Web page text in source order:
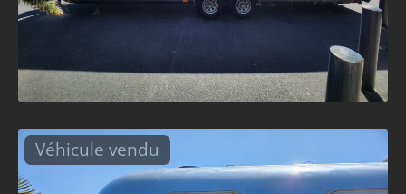
Véhicule vendu